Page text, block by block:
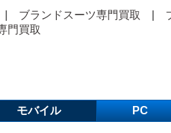
ブランドスーツ専門買取
門買取
モバイル PC